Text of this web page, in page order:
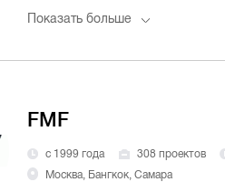
Показать больше
FMF
с 1999 года 308 проектов
Москва, Бангкок, Самара